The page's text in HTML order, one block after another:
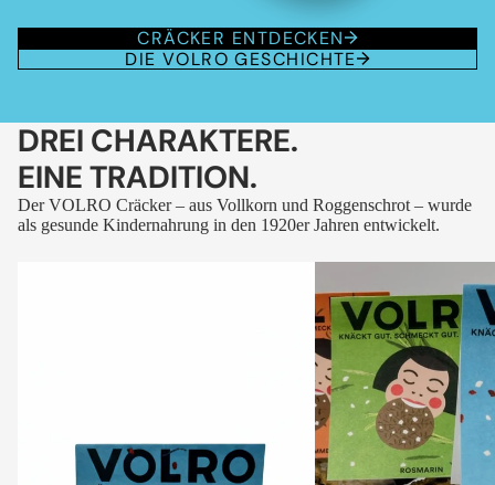
CRÄCKER ENTDECKEN
DIE VOLRO GESCHICHTE
DREI CHARAKTERE.
EINE TRADITION.
Der VOLRO Cräcker – aus Vollkorn und Roggenschrot – wurde
als gesunde Kindernahrung in den 1920er Jahren entwickelt.
-
KÜMMEL